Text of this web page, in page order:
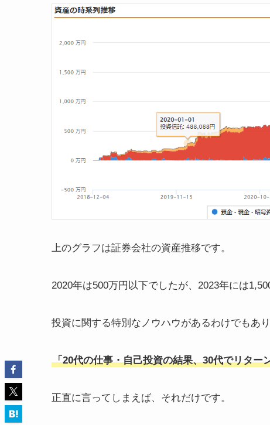
上のグラフは証券会社の資産推移です。
2020年は500万円以下でしたが、2023年には
投資に関する特別なノウハウがあるわけでもあり
「20代の仕事・自己投資の結果、30代でリター
正直に言ってしまえば、それだけです。